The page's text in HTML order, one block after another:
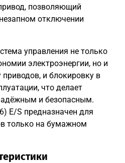
позволяющий
отключении
управления не только
электроэнергии, но и
и блокировку в
что делает
и безопасным.
E/S предназначен для
только на бумажном